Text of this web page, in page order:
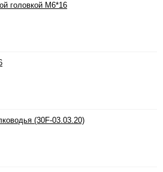
головкой М6*16
(30F-03.03.20)